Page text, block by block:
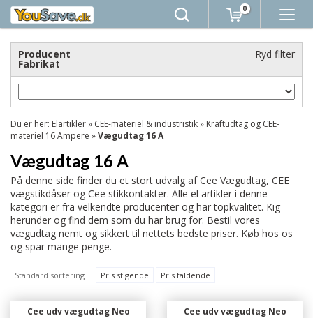
0
Producent
Fabrikat
Ryd filter
Du er her: Elartikler» CEE-materiel & industristik» Kraftudtag og CEE-
materiel 16 Ampere »Vægudtag 16 A
Vægudtag 16 A
På denne side finder du et stort udvalg af Cee Vægudtag, CEE
vægstikdåser og Cee stikkontakter. Alle el artikler i denne
kategori er fra velkendte producenter og har topkvalitet. Kig
herunder og find dem som du har brug for. Bestil vores
vægudtag nemt og sikkert til nettets bedste priser. Køb hos os
og spar mange penge.
Standard sortering Pris stigende Pris faldende
Cee udv vægudtag Neo
Cee udv vægudtag Neo